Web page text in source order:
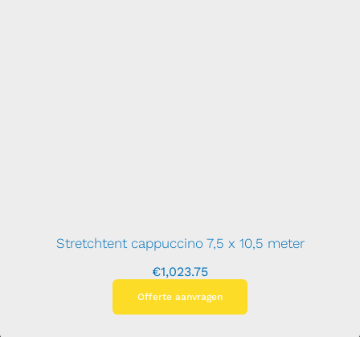
Stretchtent cappuccino 7,5 x 10,5 meter
€1,023.75
Offerte aanvragen